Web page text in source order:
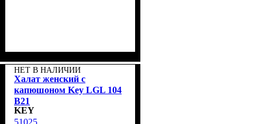
НЕТ В НАЛИЧИИ
Халат женский с
капюшоном Key LGL 104
B21
KEY
51025